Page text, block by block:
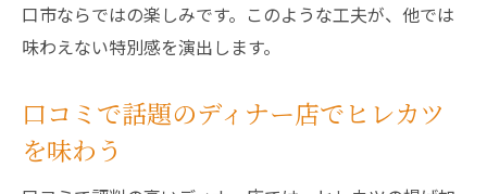
感
ディナー選びに迷う夜にヒレカツが人気の
とんかつディナーで外食を満喫する選び方
ヒレカツディナーが幅広い世代に愛される
口市ならではの楽しみです。このような工夫が、他では
味わえない特別感を演出します。
口コミで話題のディナー店でヒレカツ
を味わう